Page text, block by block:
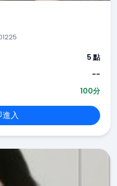
5 點
--
100分
進入